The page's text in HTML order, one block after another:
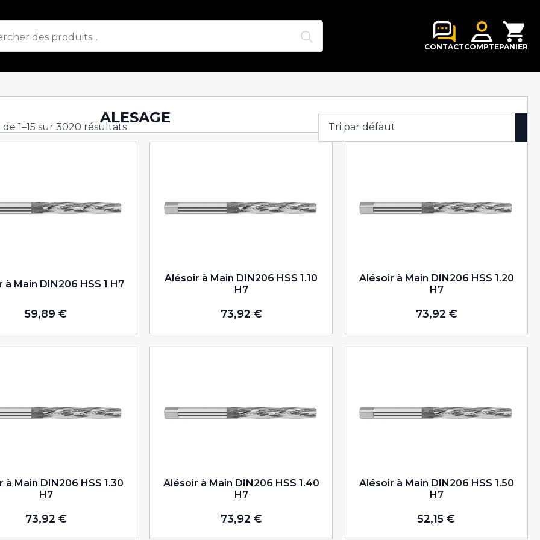
CONTACTCOMPTEPANIER
ALESAGE
1–15 sur 3020 résultats
à Main DIN206 HSS 1 H7
59,89€
Alésoir à Main DIN206 HSS 1.10
H7
73,92 €
Alésoir à Main DIN206 HSS 1.20
H7
73,92 €
à Main DIN206 HSS 1.30
H7
73,92 €
Alésoir à Main DIN206 HSS 1.40
H7
73,92 €
Alésoir à Main DIN206 HSS 1.50
H7
52,15€